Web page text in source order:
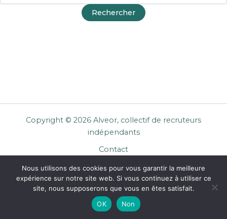
Copyright © 2026 Alveor, collectif de recruteurs
indépendants
Contact
Mentions légales
Confidentialité
CGU Entreprises
Nous utilisons des cookies pour vous garantir la meilleure
expérience sur notre site web. Si vous continuez à utiliser ce
site, nous supposerons que vous en êtes satisfait.
OK
Non